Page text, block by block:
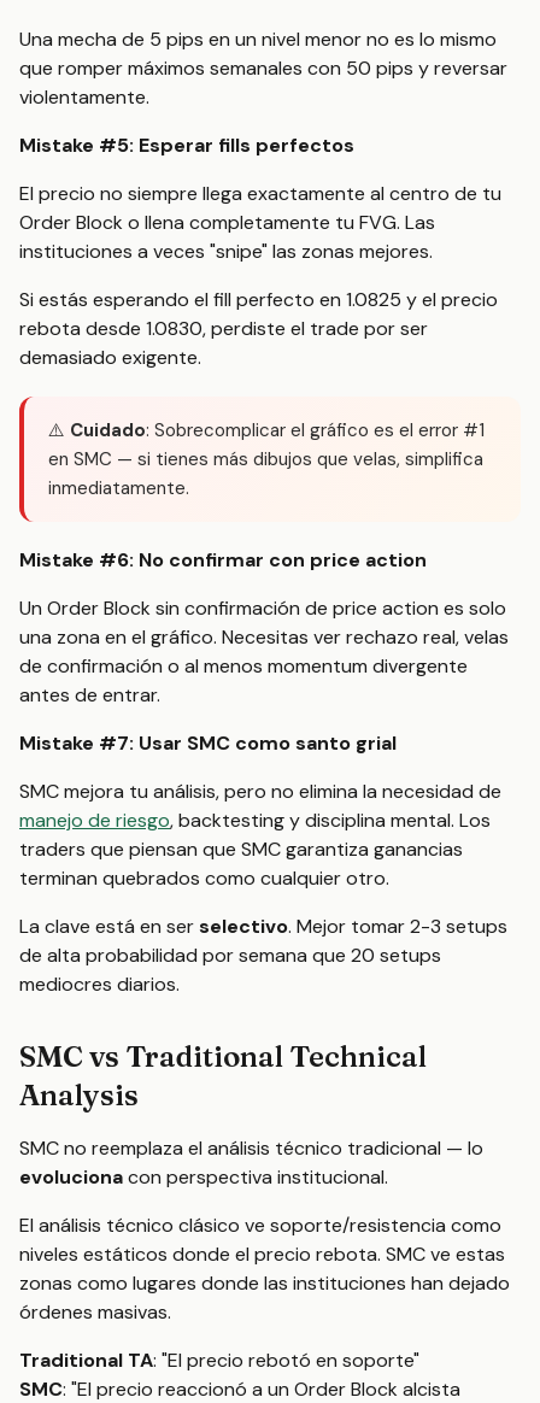
Una mecha de 5 pips en un nivel menor no es lo mismo
que romper máximos semanales con 50 pips y reversar
violentamente.
Mistake #5: Esperar fills perfectos
El precio no siempre llega exactamente al centro de tu
Order Block o llena completamente tu FVG. Las
instituciones a veces "snipe" las zonas mejores.
Si estás esperando el fill perfecto en 1.0825 y el precio
rebota desde 1.0830, perdiste el trade por ser
demasiado exigente.
⚠️ Cuidado: Sobrecomplicar el gráfico es el error #1
en SMC — si tienes más dibujos que velas, simplifica
inmediatamente.
Mistake #6: No confirmar con price action
Un Order Block sin confirmación de price action es solo
una zona en el gráfico. Necesitas ver rechazo real, velas
de confirmación o al menos momentum divergente
antes de entrar.
Mistake #7: Usar SMC como santo grial
SMC mejora tu análisis, pero no elimina la necesidad de
manejo de riesgo, backtesting y disciplina mental. Los
traders que piensan que SMC garantiza ganancias
terminan quebrados como cualquier otro.
La clave está en serselectivo. Mejor tomar 2-3 setups
de alta probabilidad por semana que 20 setups
mediocres diarios.
SMC vs Traditional Technical
Analysis
SMC no reemplaza el análisis técnico tradicional — lo
evolucionacon perspectiva institucional.
El análisis técnico clásico ve soporte/resistencia como
niveles estáticos donde el precio rebota. SMC ve estas
zonas como lugares donde las instituciones han dejado
órdenes masivas.
Traditional TA: "El precio rebotó en soporte"
SMC: "El precio reaccionó a un Order Block alcista